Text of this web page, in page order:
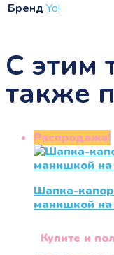
Бренд Yo!
С этим
также
Распродажа!
Шапка-капор
манишкой на
Купите и